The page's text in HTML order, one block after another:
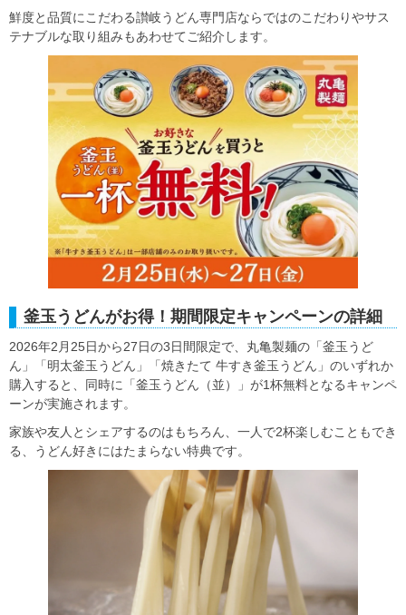
鮮度と品質にこだわる讃岐うどん専門店ならではのこだわりやサス
テナブルな取り組みもあわせてご紹介します。
釜玉うどんがお得！期間限定キャンペーンの詳細
2026年2月25日から27日の3日間限定で、丸亀製麺の「釜玉うど
ん」「明太釜玉うどん」「焼きたて 牛すき釜玉うどん」のいずれか
購入すると、同時に「釜玉うどん（並）」が1杯無料となるキャンペ
ーンが実施されます。
家族や友人とシェアするのはもちろん、一人で2杯楽しむこともでき
る、うどん好きにはたまらない特典です。